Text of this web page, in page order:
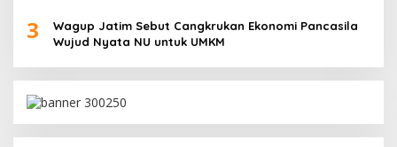
3
Wagup Jatim Sebut Cangkrukan Ekonomi Pancasila
Wujud Nyata NU untuk UMKM